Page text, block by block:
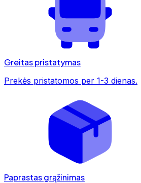
Greitas pristatymas
Prekės pristatomos per 1-3 dienas.
Paprastas grąžinimas